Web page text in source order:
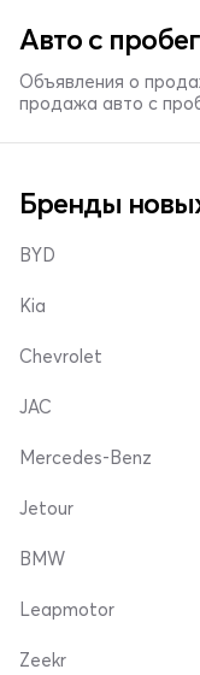
Авто с
Объявления о
продажа авто с
Бренды
BYD
Kia
Chevrolet
JAC
Mercedes-Benz
Jetour
BMW
Leapmotor
Zeekr